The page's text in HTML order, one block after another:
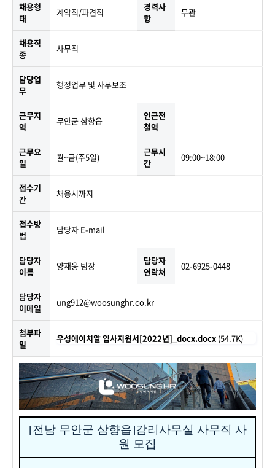
채용형
태
계약직/파견직
경력사
항
무관
채용직
종
사무직
담당업
무
행정업무 및 사무보조
근무지
역
무안군 삼향읍
인근전
철역
근무요
일
월~금(주5일)
근무시
간
09:00~18:00
접수기
간
채용시까지
접수방
법
담당자 E-mail
담당자
이름
양재웅 팀장
담당자
연락처
02-6925-0448
담당자
이메일
ung912@woosunghr.co.kr
첨부파
일
우성에이치알 입사지원서[2022년]_docx.docx (54.7K)
[전남 무안군 삼향읍]감리사무실 사무직 사
원 모집